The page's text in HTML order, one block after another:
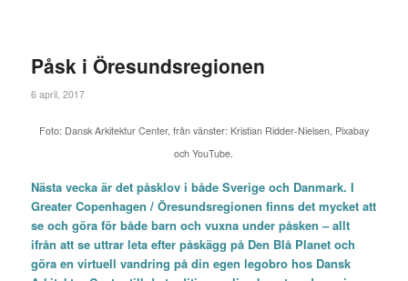
Påsk i Öresundsregionen
6 april, 2017
Foto: Dansk Arkitektur Center, från vänster: Kristian Ridder-Nielsen, Pixabay
och YouTube.
Nästa vecka är det påsklov i både Sverige och Danmark. I
Greater Copenhagen / Öresundsregionen finns det mycket att
se och göra för både barn och vuxna under påsken – allt
ifrån att se uttrar leta efter påskägg på Den Blå Planet och
göra en virtuell vandring på din egen legobro hos Dansk